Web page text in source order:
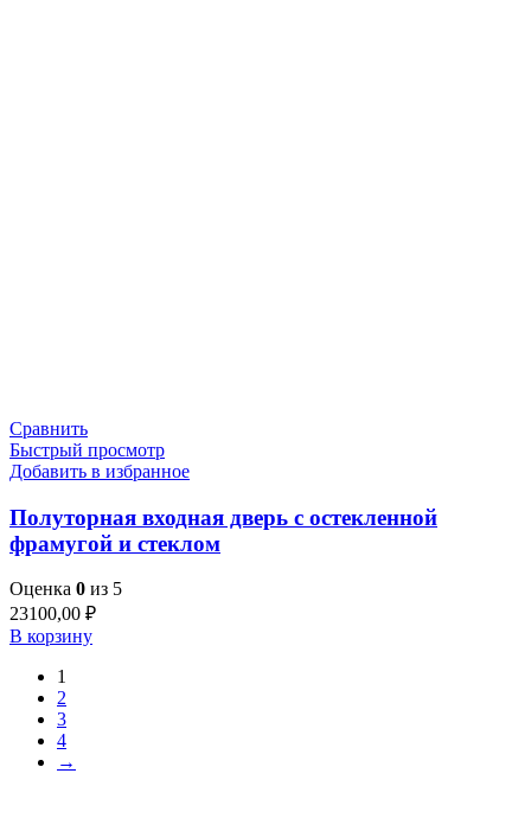
Сравнить
Быстрый просмотр
Добавить в избранное
Полуторная входная дверь с остекленной
фрамугой и стеклом
Оценка 0 из 5
23100,00 ₽
В корзину
1
2
3
4
→